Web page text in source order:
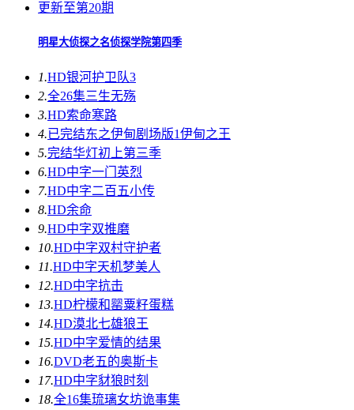
更新至第20期
明星大侦探之名侦探学院第四季
1.HD银河护卫队3
2.全26集三生无殇
3.HD索命寒路
4.已完结东之伊甸剧场版1伊甸之王
5.完结华灯初上第三季
6.HD中字一门英烈
7.HD中字二百五小传
8.HD余命
9.HD中字双推磨
10.HD中字双村守护者
11.HD中字天机梦美人
12.HD中字抗击
13.HD柠檬和罂粟籽蛋糕
14.HD漠北七雄狼王
15.HD中字爱情的结果
16.DVD老五的奥斯卡
17.HD中字豺狼时刻
18.全16集琉璃女坊诡事集